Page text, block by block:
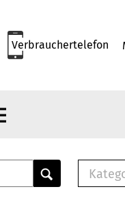
Verbrauchertelefon